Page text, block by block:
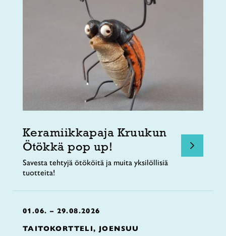
Keramiikkapaja Kruukun
Ötökkä pop up!
Savesta tehtyjä ötököitä ja muita yksilöllisiä
tuotteita!
01.06. – 29.08.2026
TAITOKORTTELI, JOENSUU